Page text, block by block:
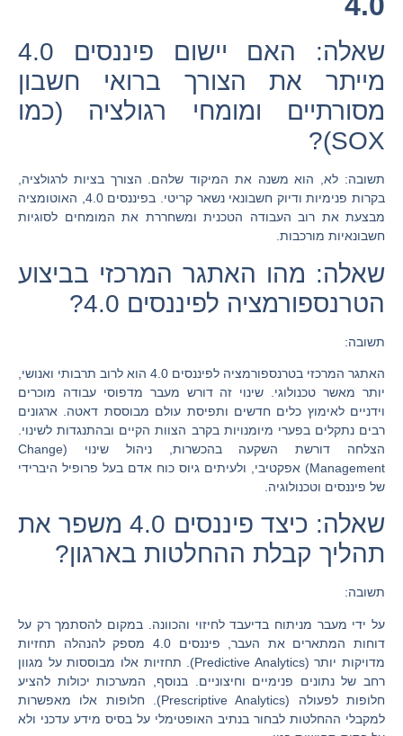
שאלה: האם יישום פיננסים 4.0
מייתר את הצורך ברואי חשבון
מסורתיים ומומחי רגולציה (כמו
SOX)?
תשובה: לא, הוא משנה את המיקוד שלהם. הצורך בציות לרגולציה,
בקרות פנימיות ודיוק חשבונאי נשאר קריטי. בפיננסים 4.0, האוטומציה
מבצעת את רוב העבודה הטכנית ומשחררת את המומחים לסוגיות
חשבונאיות מורכבות.
שאלה: מהו האתגר המרכזי בביצוע
הטרנספורמציה לפיננסים 4.0?
תשובה:
האתגר המרכזי בטרנספורמציה לפיננסים 4.0 הוא לרוב תרבותי ואנושי,
יותר מאשר טכנולוגי. שינוי זה דורש מעבר מדפוסי עבודה מוכרים
וידניים לאימוץ כלים חדשים ותפיסת עולם מבוססת דאטה. ארגונים
רבים נתקלים בפערי מיומנויות בקרב הצוות הקיים ובהתנגדות לשינוי.
הצלחה דורשת השקעה בהכשרות, ניהול שינוי (Change
Management) אפקטיבי, ולעיתים גיוס כוח אדם בעל פרופיל היברידי
של פיננסים וטכנולוגיה.
שאלה: כיצד פיננסים 4.0 משפר את
תהליך קבלת ההחלטות בארגון?
תשובה:
על ידי מעבר מניתוח בדיעבד לחיזוי והכוונה. במקום להסתמך רק על
דוחות המתארים את העבר, פיננסים 4.0 מספק להנהלה תחזיות
מדויקות יותר (Predictive Analytics). תחזיות אלו מבוססות על מגוון
רחב של נתונים פנימיים וחיצוניים. בנוסף, המערכות יכולות להציע
חלופות לפעולה (Prescriptive Analytics). חלופות אלו מאפשרות
למקבלי ההחלטות לבחור בנתיב האופטימלי על בסיס מידע עדכני ולא